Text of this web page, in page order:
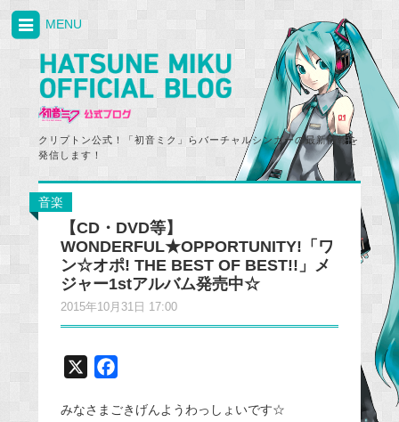
クリプトン公式！「初音ミク」らバーチャルシンガーの最新情報を
発信します！
MENU
音楽
【CD・DVD等】
WONDERFUL★OPPORTUNITY!「ワ
ン☆オポ! THE BEST OF BEST!!」メ
ジャー1stアルバム発売中☆
2015年10月31日 17:00
c
みなさまごきげんようわっしょいです☆